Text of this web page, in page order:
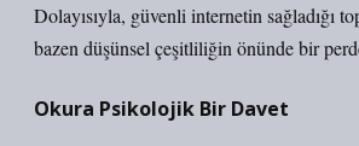
Dolayısıyla, güvenli internetin sağladığı
bazen düşünsel çeşitliliğin önünde bir
Okura Psikolojik Bir Davet